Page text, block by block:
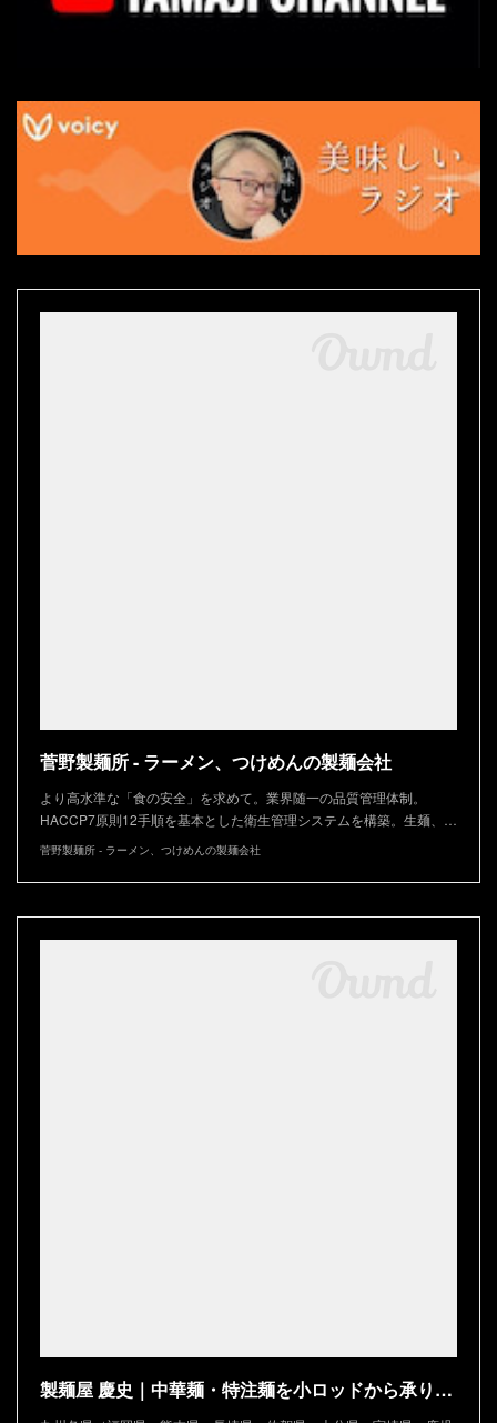
菅野製麺所 - ラーメン、つけめんの製麺会社
より高水準な「食の安全」を求めて。業界随一の品質管理体制。
HACCP7原則12手順を基本とした衛生管理システムを構築。生麺、…
菅野製麺所 - ラーメン、つけめんの製麺会社
製麺屋 慶史｜中華麺・特注麺を小ロッドから承ります